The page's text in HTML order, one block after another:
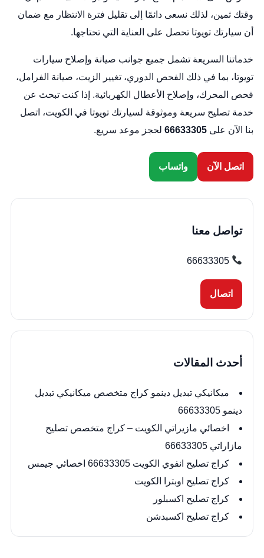
وقتك ثمين، لذلك نسعى دائمًا إلى تقليل فترة الانتظار مع ضمان
أن سيارتك تويوتا تحصل على العناية التي تحتاجها.
خدماتنا السريعة تشمل جميع جوانب صيانة وإصلاح سيارات
تويوتا، بما في ذلك الفحص الدوري، تغيير الزيت، صيانة الفرامل،
فحص المحرك، وإصلاح الأعطال الكهربائية. إذا كنت تبحث عن
خدمة تصليح سريعة وموثوقة لسيارتك تويوتا في الكويت، اتصل
بنا الآن على 66633305لحجز موعد سريع.
اتصل الآن واتساب
تواصل معنا
66633305
اتصال
أحدث المقالات
ميكانيكي تبديل دينمو كراج متخصص ميكانيكي تبديل
دينمو 66633305
اخصائي مازيراتي الكويت – كراج متخصص تصليح
مازاراتي 66633305
كراج تصليح انفوي الكويت 66633305 اخصائي جيمس
كراج تصليح اوبترا الكويت
كراج تصليح اكسبلور
كراج تصليح اكسبدشن